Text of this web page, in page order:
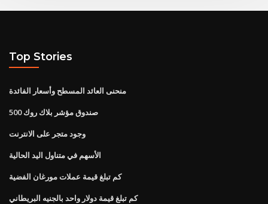
Top Stories
منحنى العائد المسطح وأسعار الفائدة
صندوق مؤشر بلاك روك 500
وجود متجر على الانترنت
الأسهم في متناول اليد الحالية
كم تبلغ قيمة عملات مورغان الفضية
كم تبلغ قيمة دولار واحد بالجنيه البريطاني